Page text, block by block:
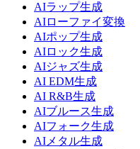
AIラップ生成
AIローファイ変換
AIポップ生成
AIロック生成
AIジャズ生成
AI EDM生成
AI R&B生成
AIブルース生成
AIフォーク生成
AIメタル生成